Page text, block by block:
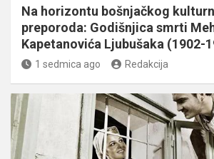
Na horizontu bošnjačkog
preporoda: Godišnjica smrti
Kapetanovića Ljubušaka (1902-
1 sedmica ago Redakcija